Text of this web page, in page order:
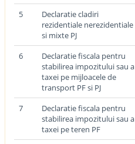
5
Declaratie cladiri
rezidentiale nerezidentiale
si mixte PJ
6
Declaratie fiscala pentru
stabilirea impozitului sau a
taxei pe mijloacele de
transport PF si PJ
7
Declaratie fiscala pentru
stabilirea impozitului sau a
taxei pe teren PF